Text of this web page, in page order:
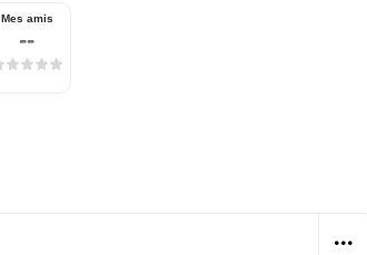
Mes amis
--